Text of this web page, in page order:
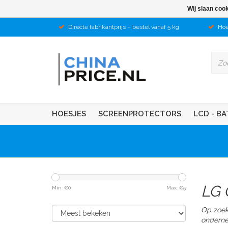
Directe fabrikantprijs – bestel vanaf 5 kg
HOESJES SCREENPROTECTORS LCD -
Min: €0 Max: €5 LG
Op
Wij slaan